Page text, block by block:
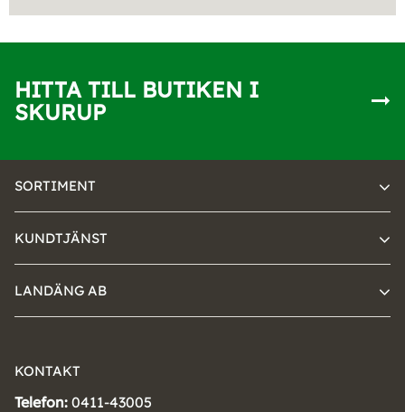
HITTA TILL BUTIKEN I
SKURUP
SORTIMENT
KUNDTJÄNST
LANDÄNG AB
KONTAKT
Telefon: 0411-43005